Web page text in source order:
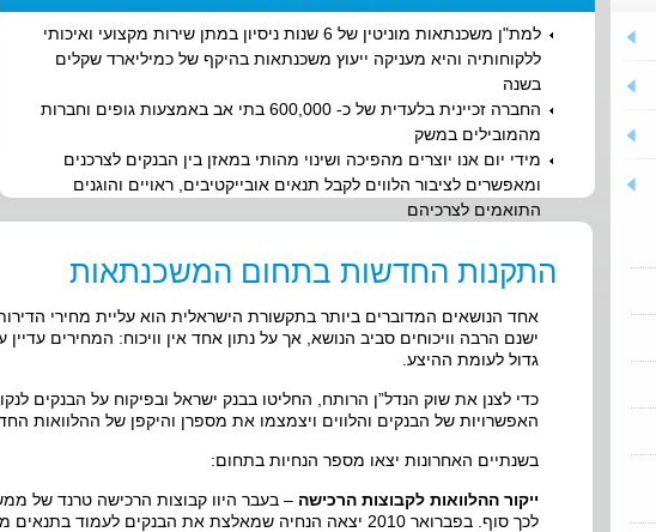
למת"ן משכנתאות מוניטין של 6 שנות ניסיון במתן שירות מקצועי ואיכותי
ללקוחותיה והיא מעניקה ייעוץ משכנתאות בהיקף של כמיליארד שקלים
בשנה
החברה זכיינית בלעדית של כ- 600,000 בתי אב באמצעות גופים וחברות
מהמובילים במשק
מידי יום אנו יוצרים מהפיכה ושינוי מהותי במאזן בין הבנקים לצרכנים
ומאפשרים לציבור הלווים לקבל תנאים אובייקטיבים, ראויים והוגנים
התואמים לצרכיהם
התקנות החדשות בתחום המשכנתאות
אחד הנושאים המדוברים ביותר בתקשורת הישראלית הוא עליית מחירי
ישנם הרבה וויכוחים סביב הנושא, אך על נתון אחד אין וויכוח: המחירים עדיין
גדול לעומת ההיצע.
כדי לצנן את שוק הנדל”ן הרותח, החליטו בבנק ישראל ובפיקוח על הבנקים
האפשרויות של הבנקים והלווים ויצמצמו את מספרן והיקפן של ההלוואות
בשנתיים האחרונות יצאו מספר הנחיות בתחום:
ייקור ההלוואות לקבוצות הרכישה – בעבר היוו קבוצות הרכישה טרנד של
לכך סוף. בפברואר 2010 יצאה הנחיה שמאלצת את הבנקים לעמוד